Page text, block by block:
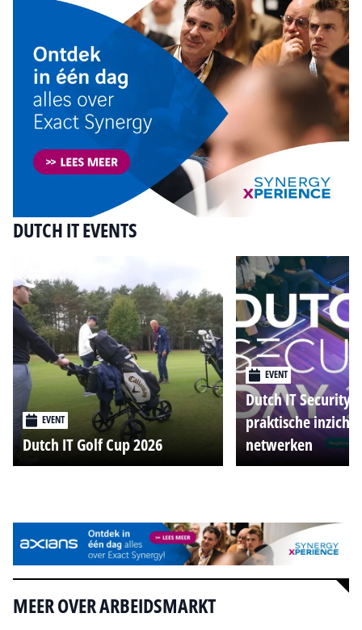
DUTCH IT EVENTS
EVENT
Dutch IT Golf Cup 2026
EVENT
Dutch IT Security
praktische
netwerken
MEER OVER ARBEIDSMARKT